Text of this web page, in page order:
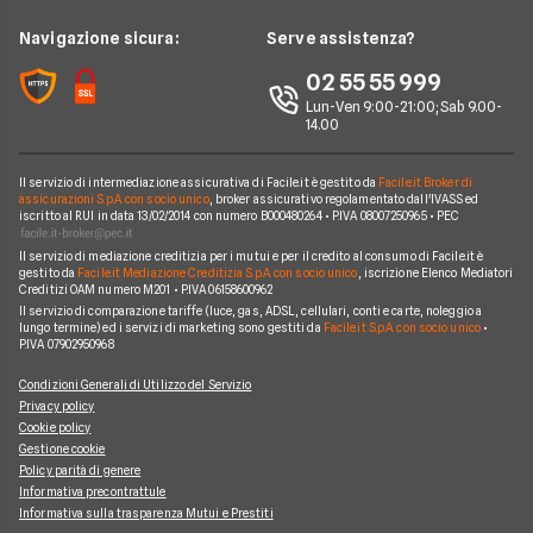
News
Chi siamo
Perché scegliere Facile.it
Mappa del sito
Offerte Iliad
Offerte Ho Mobile
Offerte Very Mobile
Offerte Coop Voce
Compagnie Telefoniche
Notizie Telefonia
Argomenti in evidenza Telefonia
Cambiare operatore telefonico
Navigazione sicura: Serve assistenza?
02 55 55 999
Lun-Ven 9:00-21:00; Sab 9.00-
14.00
Il servizio di intermediazione assicurativa di Facile.it è gestito da Facile.it Broker di
assicurazioni S.p.A. con socio unico, broker assicurativo regolamentato dall'IVASS ed
iscritto al RUI in data 13/02/2014 con numero B000480264 • P.IVA 08007250965 • PEC
Il servizio di mediazione creditizia per i mutui e per il credito al consumo di Facile.it è
gestito da Facile.it Mediazione Creditizia S.p.A. con socio unico , iscrizione Elenco Mediatori
Creditizi OAM numero M201 • P.IVA 06158600962
Il servizio di comparazione tariffe (luce, gas, ADSL, cellulari, conti e carte, noleggio a
lungo termine) ed i servizi di marketing sono gestiti da Facile.it S.p.A. con socio unico•
P.IVA 07902950968
Condizioni Generali di Utilizzo del Servizio
Privacy policy
Cookie policy
Gestione cookie
Policy parità di genere
Informativa precontrattule
Informativa sulla trasparenza Mutui e Prestiti